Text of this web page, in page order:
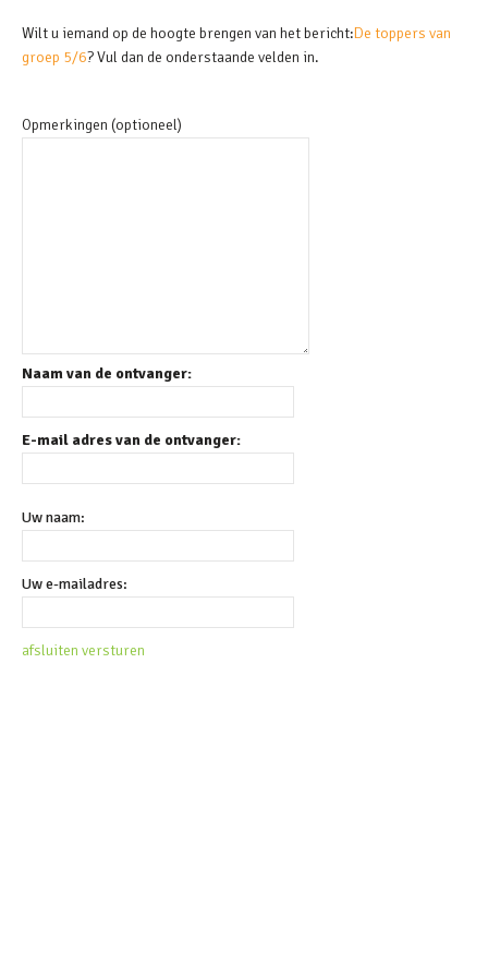
Wilt u iemand op de hoogte brengen van het bericht:De toppers van
groep 5/6? Vul dan de onderstaande velden in.
Opmerkingen (optioneel)
Naam van de ontvanger:
E-mail adres van de ontvanger:
Uw naam:
Uw e-mailadres:
afsluiten versturen